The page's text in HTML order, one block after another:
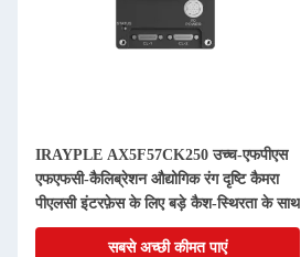
IRAYPLE AX5F57CK250 उच्च-एफपीएस
एफएफसी-कैलिब्रेशन औद्योगिक रंग दृष्टि कैमरा
पीएलसी इंटरफ़ेस के लिए बड़े कैश-स्थिरता के साथ
सबसे अच्छी कीमत पाएं